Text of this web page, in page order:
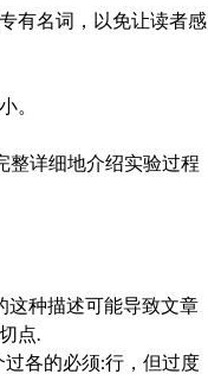
有名词，以免让读者感
。
整详细地介绍实验过程
这种描述可能导致文章
点.
各的必须:行，但过度